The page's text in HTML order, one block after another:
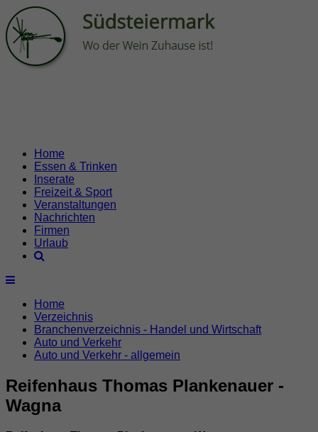
Home
Essen & Trinken
Inserate
Freizeit & Sport
Veranstaltungen
Nachrichten
Firmen
Urlaub
Home
Verzeichnis
Branchenverzeichnis - Handel und Wirtschaft
Auto und Verkehr
Auto und Verkehr - allgemein
Reifenhaus Thomas Plankenauer -
Wagna